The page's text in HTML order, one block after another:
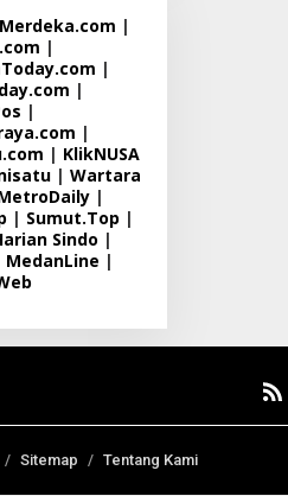
|
|
|
|
|
|
| KlikNUSA
| Wartara
|
| Sumut.Top |
Sindo |
MedanLine |
Sitemap Tentang Kami